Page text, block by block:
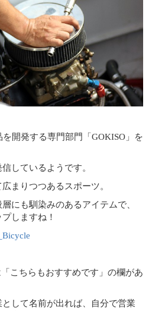
開発する専門部門「GOKISO」を
しているようです。
まりつつあるスポーツ。
にも馴染みのあるアイテムで、
しますね！
こちらもおすすめです」の欄があ
して名前が出れば、自分で営業